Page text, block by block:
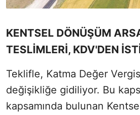
KENTSEL DÖNÜŞÜM
TESLİMLERİ, KDV'DEN
Teklifle, Katma Değer
değişikliğe gidiliyor. Bu
kapsamında bulunan